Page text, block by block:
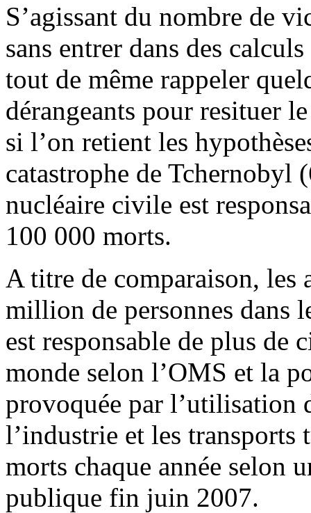
S’agissant du nombre de
sans entrer dans des
tout de même rappeler
dérangeants pour resituer
si l’on retient les
catastrophe de Tchernobyl
nucléaire civile est
100 000 morts.
A titre de comparaison, les
million de personnes dans
est responsable de plus de
monde selon l’OMS et la
provoquée par l’utilisation
l’industrie et les
morts chaque année selon
publique fin juin 2007.